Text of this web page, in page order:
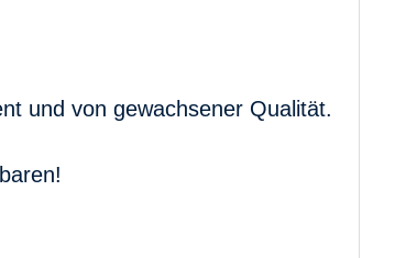
und von gewachsener Qualität.